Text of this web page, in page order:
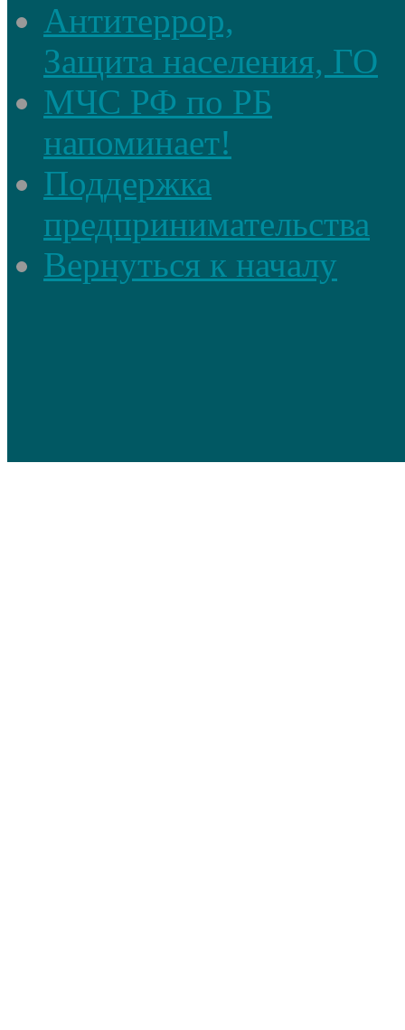
Антитеррор,
Защита населения, ГО
МЧС РФ по РБ
напоминает!
Поддержка
предпринимательства
Вернуться к началу